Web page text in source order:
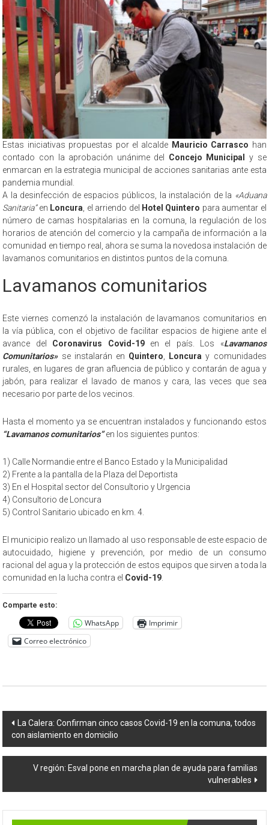
Estas iniciativas propuestas por el alcalde Mauricio Carrasco han
contado con la aprobación unánime del Concejo Municipal
y se
enmarcan en la estrategia municipal de acciones sanitarias ante esta
pandemia mundial.
A la desinfección de espacios públicos, la instalación de la «Aduana
Sanitaria”en Loncura, el arriendo del Hotel Quintero para aumentar el
número de camas hospitalarias en la comuna, la regulación de los
horarios de atención del comercio y la campaña de información a la
comunidad en tiempo real, ahora se suma la novedosa instalación de
lavamanos comunitarios en distintos puntos de la comuna.
Lavamanos comunitarios
Este viernes comenzó la instalación de lavamanos comunitarios en
la vía pública, con el objetivo de facilitar espacios de higiene ante el
avance del Coronavirus Covid-19en el país. Los «Lavamanos
Comunitarios»se instalarán en Quintero, Loncura y comunidades
rurales, en lugares de gran afluencia de público y contarán de agua y
jabón, para realizar el lavado de manos y cara, las veces que sea
necesario por parte de los vecinos.
Hasta el momento ya se encuentran instalados y funcionando estos
“Lavamanos comunitarios”en los siguientes puntos:
1) Calle Normandie entre el Banco Estado y la Municipalidad
2) Frente a la pantalla de la Plaza del Deportista
3) En el Hospital sector del Consultorio y Urgencia
4) Consultorio de Loncura
5) Control Sanitario ubicado en km. 4.
El municipio realizo un llamado al uso responsable de este espacio de
autocuidado, higiene y prevención, por medio de un consumo
racional del agua y la protección de estos equipos que sirven a toda la
comunidad en la lucha contra el Covid-19.
Comparte esto:
WhatsApp
Imprimir
Correo electrónico
Navegación
de
entradas
La Calera: Confirman cinco casos Covid-19 en la comuna, todos
con aislamiento en domicilio
V región: Esval pone en marcha plan de ayuda para familias
vulnerables